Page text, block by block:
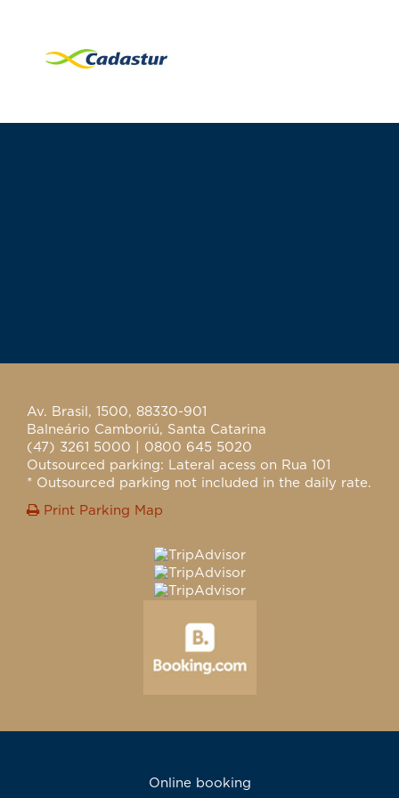
Av. Brasil, 1500, 88330-901
Balneário Camboriú, Santa Catarina
(47) 3261 5000 | 0800 645 5020
Outsourced parking: Lateral acess on Rua 101
* Outsourced parking not included in the daily rate.
Print Parking Map
Online booking